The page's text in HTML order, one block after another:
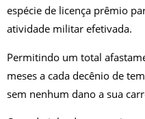
espécie de licença prêmio
atividade militar efetivada.
Permitindo um total
meses a cada decênio de
sem nenhum dano a sua